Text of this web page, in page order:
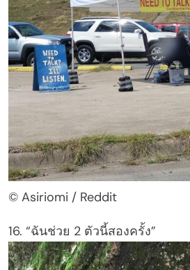
© Asiriomi / Reddit
16. “ฉันช่วย 2 ตัวนี้สองครั้ง”